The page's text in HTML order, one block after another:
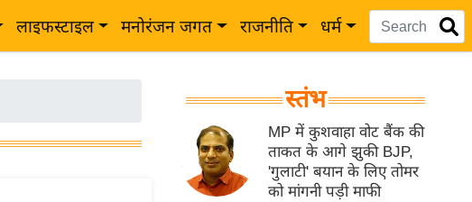
लाइफस्टाइल मनोरंजन जगत राजनीति धर्म
स्तंभ
MP में कुशवाहा वोट बैंक की
ताकत के आगे झुकी BJP,
'गुलाटी' बयान के लिए तोमर
को मांगनी पड़ी माफी